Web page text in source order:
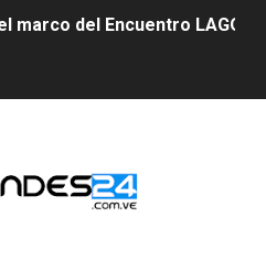
marco del Encuentro LAGO
apadrina a más de 993